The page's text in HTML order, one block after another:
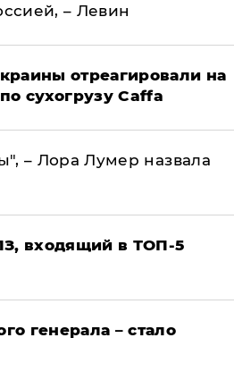
– Левин
отреагировали на
сухогрузу Caffa
– Лора Лумер назвала
входящий в ТОП-5
генерала – стало